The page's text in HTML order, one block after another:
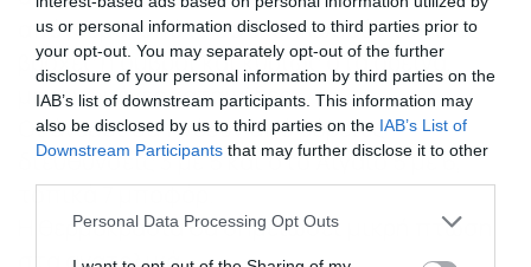
us or personal information disclosed to third parties prior to
your opt-out. You may separately opt-out of the further
disclosure of your personal information by third parties on the
IAB’s list of downstream participants. This information may
also be disclosed by us to third parties on the IAB’s List of
Downstream Participants that may further disclose it to other
Please note that this website/app uses one or more Google
Personal Data Processing Opt Outs
απόγευμα, οπότε θα εκδηλωθούν τοπικές
βροχές ή όμβροι και κυρίως στα ορεινά,
μεμονωμένες καταιγίδες.
Οι άνεμοι θα πνέουν από βόρειες
διευθύνσεις 3 με 5 και στο Αιγαίο 5 με 6,
τοπικά 7 μποφόρ.
Η θερμοκρασία θα σημειώσει μικρή πτώση